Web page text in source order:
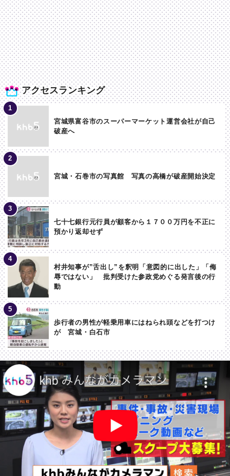
アクセスランキング
宮城県富谷市のスーパーマーケット運営会社が自己
破産へ
宮城・石巻市の写真館 写真の高橋が破産開始決定
七十七銀行元行員が顧客から１７００万円を不正に
預かり返却せず
村井知事が”舌出し”を釈明「意図的に出した」「侮
辱ではない」 批判受けた参政党めぐる発言後の行
動
歩行者の男性が軽乗用車にはねられ頭などを打つけ
が 宮城・白石市